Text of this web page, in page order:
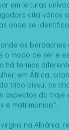
em leituras
cita vários
onde se
os
modo de ser e
há termos
em África,
tribo bissu, os
aspectos do traje
e matrimoniais”.
na Albânia,